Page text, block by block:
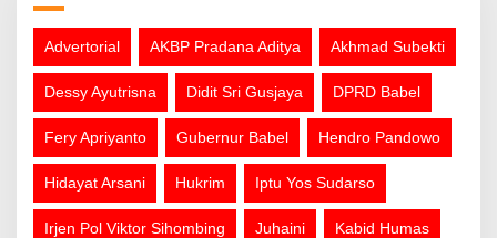
Advertorial AKBP Pradana Aditya Akhmad Subekti
Dessy Ayutrisna Didit Sri Gusjaya DPRD Babel
Fery Apriyanto Gubernur Babel Hendro Pandowo
Hidayat Arsani Hukrim Iptu Yos Sudarso
Irjen Pol Viktor Sihombing Juhaini Kabid Humas